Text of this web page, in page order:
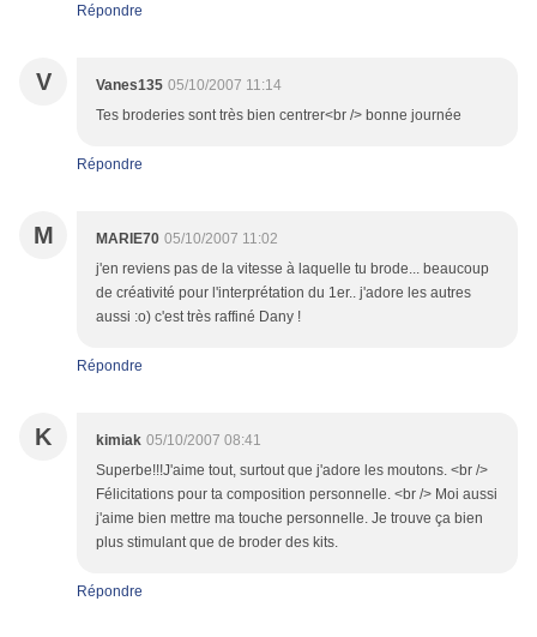
Répondre
V Vanes135 05/10/2007 11:14
Tes broderies sont très bien centrer<br /> bonne journée
Répondre
M MARIE70 05/10/2007 11:02
j'en reviens pas de la vitesse à laquelle tu brode... beaucoup
de créativité pour l'interprétation du 1er.. j'adore les autres
aussi :o) c'est très raffiné Dany !
Répondre
K kimiak 05/10/2007 08:41
Superbe!!!J'aime tout, surtout que j'adore les moutons. <br />
Félicitations pour ta composition personnelle. <br /> Moi aussi
j'aime bien mettre ma touche personnelle. Je trouve ça bien
plus stimulant que de broder des kits.
Répondre